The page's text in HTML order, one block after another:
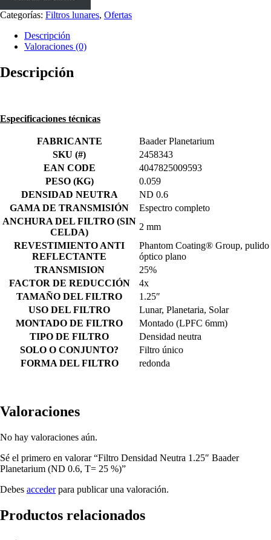
1.25"
Baader
Planetarium
(ND
25
Categorías: Filtros lunares, Ofertas
Descripción
Valoraciones (0)
Descripción
Especificaciones técnicas
FABRICANTE
Baader Planetarium
SKU (#)
2458343
EAN CODE
4047825009593
PESO (KG)
0.059
DENSIDAD NEUTRA
ND 0.6
GAMA DE TRANSMISIÓN
Espectro completo
ANCHURA DEL FILTRO (SIN
CELDA)
2 mm
REVESTIMIENTO ANTI
REFLECTANTE
Phantom Coating® Group, pulido
óptico plano
TRANSMISION
25%
FACTOR DE REDUCCIÓN
4x
TAMAÑO DEL FILTRO
1.25″
USO DEL FILTRO
Lunar, Planetaria, Solar
MONTADO DE FILTRO
Montado (LPFC 6mm)
TIPO DE FILTRO
Densidad neutra
SOLO O CONJUNTO?
Filtro único
FORMA DEL FILTRO
redonda
Valoraciones
No hay valoraciones aún.
Sé el primero en valorar “Filtro Densidad Neutra 1.25″ Baader
Planetarium (ND 0.6, T= 25 %)”
Debes accederpara publicar una valoración.
Productos relacionados